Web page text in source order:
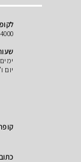
לקופת
1-700-70-4000 או 02-5611498
שעות פעילות
ימים א'-ה' בין השעות
קופת
האולם